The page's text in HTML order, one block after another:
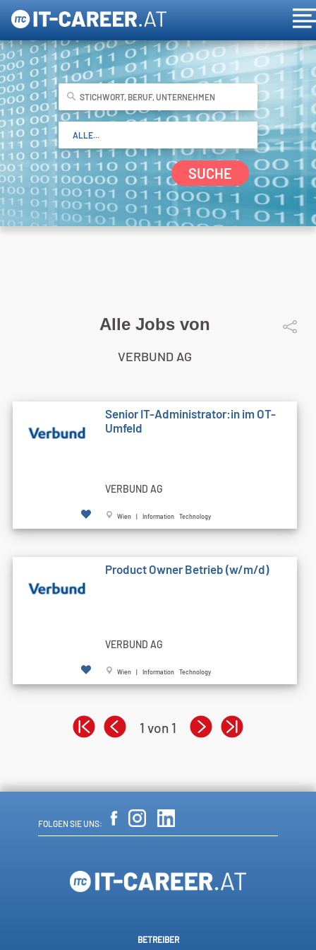
SUCHE
Alle Jobs von
VERBUND AG
Senior IT-Administrator:in im OT-
Umfeld
VERBUND AG
Wien | Information Technology
Product Owner Betrieb (w/m/d)
VERBUND AG
Wien | Information Technology
1 von 1
FOLGEN SIE UNS:
BETREIBER